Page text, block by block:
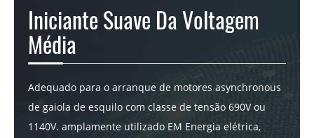
Iniciante Suave Da Voltagem
Média
Adequado para o arranque de motores asynchronous
de gaiola de esquilo com classe de tensão 690V ou
1140V. amplamente utilizado EM Energia elétrica,